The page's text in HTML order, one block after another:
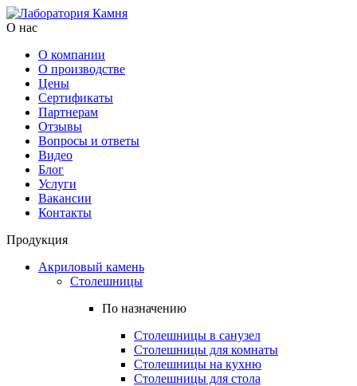
О нас
О компании
О производстве
Цены
Cертификаты
Партнерам
Отзывы
Вопросы и ответы
Видео
Блог
Услуги
Вакансии
Контакты
Продукция
Акриловый камень
Столешницы
По назначению
Столешницы в санузел
Столешницы для комнаты
Столешницы на кухню
Столешницы для стола